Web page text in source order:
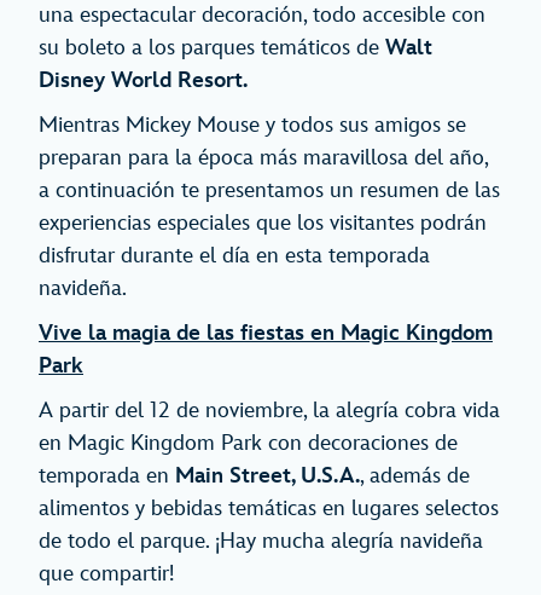
una espectacular decoración, todo accesible con
su boleto a los parques temáticos de Walt
Disney World Resort.
Mientras Mickey Mouse y todos sus amigos se
preparan para la época más maravillosa del año,
a continuación te presentamos un resumen de las
experiencias especiales que los visitantes podrán
disfrutar durante el día en esta temporada
navideña.
Vive la magia de las fiestas en Magic Kingdom
Park
A partir del 12 de noviembre, la alegría cobra vida
en Magic Kingdom Park con decoraciones de
temporada en Main Street, U.S.A., además de
alimentos y bebidas temáticas en lugares selectos
de todo el parque. ¡Hay mucha alegría navideña
que compartir!